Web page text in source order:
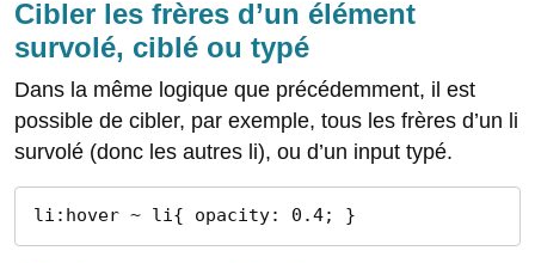
Cibler les frères d’un élément
survolé, ciblé ou typé
Dans la même logique que précédemment, il est
possible de cibler, par exemple, tous les frères d’un li
survolé (donc les autres li), ou d’un input typé.
li:hover ~ li{ opacity: 0.4; }